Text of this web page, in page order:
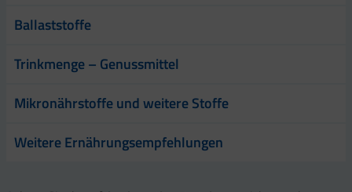
Ballaststoffe
Trinkmenge – Genussmittel
Mikronährstoffe und weitere Stoffe
Weitere Ernährungsempfehlungen